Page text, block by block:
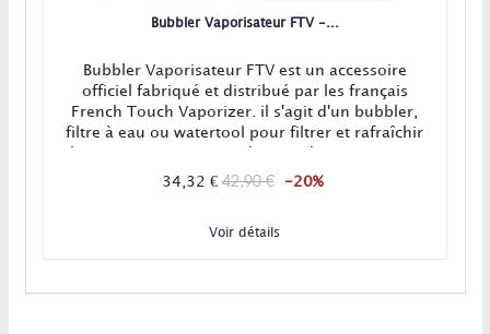
Bubbler Vaporisateur FTV -...
Bubbler Vaporisateur FTV est un accessoire
officiel fabriqué et distribué par les français
French Touch Vaporizer. il s'agit d'un bubbler,
filtre à eau ou watertool pour filtrer et rafraîchir
optimale ! SG : 14mm femelle Dimensions : 13 x
34,32 €42,90 € -20%
Voir détails